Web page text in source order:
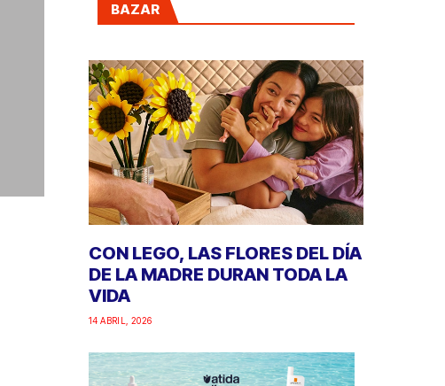
BAZAR
CON LEGO, LAS FLORES DEL DÍA
DE LA MADRE DURAN TODA LA
VIDA
14 ABRIL, 2026